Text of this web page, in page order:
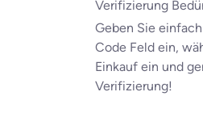
Verifizierung
Geben Sie einfach
Code Feld ein,
Einkauf ein und
Verifizierung!